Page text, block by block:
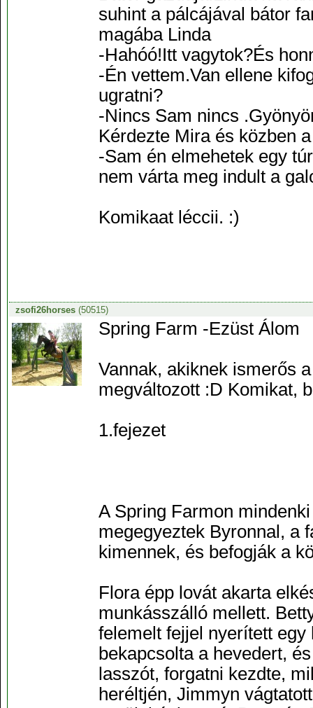
suhint a pálcájával bátor
magába Linda
-Hahóó!Itt vagytok?És
-Én vettem.Van ellene
ugratni?
-Nincs Sam nincs
Kérdezte Mira és közben
-Sam én elmehetek egy
nem várta meg indult a
Komikaat léccii. :)
zsofi26horses(50515)
Spring Farm -Ezüst Álom
Vannak, akiknek ismerős
megváltozott :D Komikat,
1.fejezet
A Spring Farmon
megegyeztek Byronnal, a
kimennek, és befogják a
Flora épp lovát akarta
munkásszálló mellett.
felemelt fejjel nyerített egy
bekapcsolta a hevedert,
lasszót, forgatni kezdte,
heréltjén, Jimmyn